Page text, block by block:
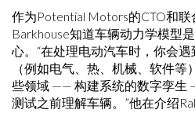
作为Potential Motors的CTO和联
Barkhouse知道车辆动力学模型
心。“在处理电动汽车时，你会
（例如电气、热、机械、软件
些领域 —— 构建系统的数字孪生
测试之前理解车辆。”他在介绍